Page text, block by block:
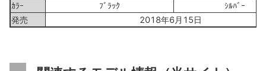
ｶﾗｰ
ﾌﾞﾗｯｸ
ｼﾙﾊﾞｰ
発売
2018年6月15日